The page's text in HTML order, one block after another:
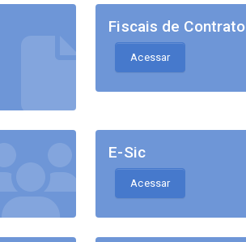
Fiscais de Contrato
Acessar
E-Sic
Acessar